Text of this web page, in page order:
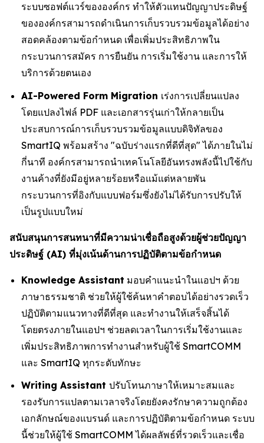
ระบบซอฟต์แวร์ขององค์กร ทำให้ตัวแทนปัญญาประดิษฐ์
ขององค์กรสามารถดำเนินการเก็บรวบรวมข้อมูลได้อย่าง
สอดคล้องตามข้อกำหนด เพื่อเพิ่มประสิทธิภาพใน
กระบวนการสมัคร การยืนยัน การเริ่มใช้งาน และการให้
บริการด้วยตนเอง
AI-Powered Form Migration เร่งการเปลี่ยนแปลง
โดยแปลงไฟล์ PDF และเอกสารรุ่นเก่าให้กลายเป็น
ประสบการณ์การเก็บรวบรวมข้อมูลแบบดิจิทัลของ
SmartIQ พร้อมสร้าง "ฉบับร่างแรกที่ดีที่สุด" ได้ภายในไม่
กี่นาที องค์กรสามารถนำเทคโนโลยีอันทรงพลังนี้ไปใช้กับ
งานค้างที่ยังมีอยู่หลายร้อยหรือแม้แต่หลายพัน
กระบวนการที่อิงกับแบบฟอร์มซึ่งยังไม่ได้รับการปรับให้
เป็นรูปแบบใหม่
สนับสนุนการสนทนาที่มีความน่าเชื่อถือสูงด้วยผู้ช่วยปัญญา
ประดิษฐ์ (AI) ที่มุ่งเน้นด้านการปฏิบัติตามข้อกำหนด
Knowledge Assistant มอบคำแนะนำในแอปฯ ด้วย
ภาษาธรรมชาติ ช่วยให้ผู้ใช้ค้นหาคำตอบได้อย่างรวดเร็ว
ปฏิบัติตามแนวทางที่ดีที่สุด และทำงานให้เสร็จสิ้นได้
โดยตรงภายในแอปฯ ช่วยลดเวลาในการเริ่มใช้งานและ
เพิ่มประสิทธิภาพการทำงานสำหรับผู้ใช้ SmartCOMM
และ SmartIQ ทุกระดับทักษะ
Writing Assistant ปรับโทนภาษาให้เหมาะสมและ
รองรับการแปลตามเวลาจริงโดยยังคงรักษาความถูกต้อง
เอกลักษณ์ของแบรนด์ และการปฏิบัติตามข้อกำหนด ระบบ
นี้ช่วยให้ผู้ใช้ SmartCOMM ได้ผลลัพธ์ที่รวดเร็วและเชื่อ